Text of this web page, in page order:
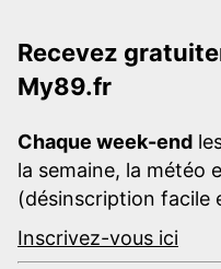
Recevez
My89.fr
Chaque week-end
la semaine, la météo
(désinscription facile
Inscrivez-vous ici